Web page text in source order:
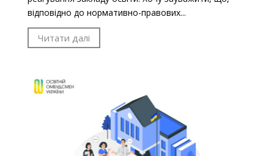
відповідно до нормативно-правових...
Читати далі